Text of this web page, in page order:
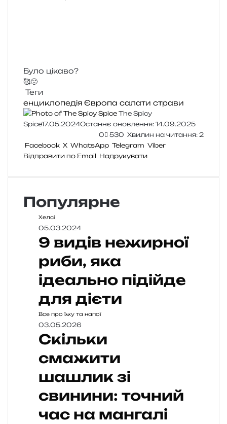
Було цікаво?
🥰🤢
Теги
енциклопедія Європа салати страви
The Spicy
Spice17.05.2024Останнє оновлення: 14.09.2025
0
530 Хвилин на читання: 2
Facebook X WhatsApp Telegram Viber
Відправити по Email Надрукувати
Популярне
Хелсі
05.03.2024
9 видів нежирної
риби, яка
ідеально підійде
для дієти
Все про їжу та напої
03.05.2026
Скільки
смажити
шашлик зі
свинини: точний
час на мангалі